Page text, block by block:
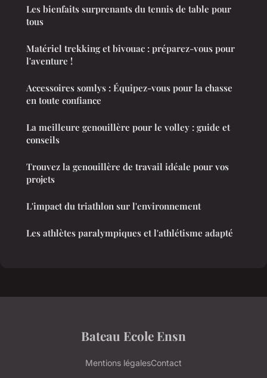
Les bienfaits surprenants du tennis de table pour
tous
Matériel trekking et bivouac : préparez-vous pour
l'aventure !
Accessoires somlys : Équipez-vous pour la chasse
en toute confiance
La meilleure genouillère pour le volley : guide et
conseils
Trouvez la genouillère de travail idéale pour vos
projets
L'impact du triathlon sur l'environnement
Les athlètes paralympiques et l'athlétisme adapté
Bateau Ecole Ensn
Mentions légalesContact